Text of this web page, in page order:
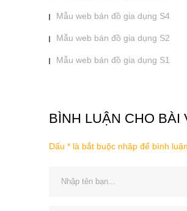
Mẫu web bán đồ gia dụng S4
Mẫu web bán đồ gia dụng S2
Mẫu web bán đồ gia dụng S1
BÌNH LUẬN CHO BÀI
Dấu * là bắt buộc nhập để bình